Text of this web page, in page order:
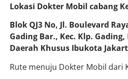
Lokasi Dokter Mobil cabang
Blok QJ3 No, Jl. Boulevard
Gading Bar., Kec. Klp.
Daerah Khusus Ibukota
Rute menuju Dokter Mobil dari